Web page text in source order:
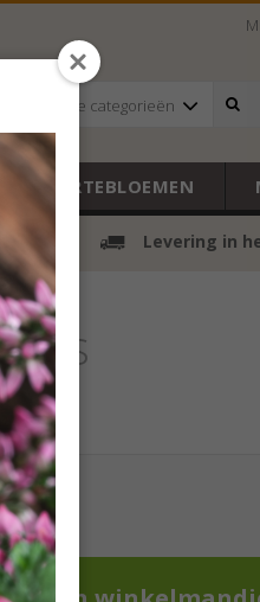
Alle categorieën
GEBOORTEBLOEMEN
Levering in